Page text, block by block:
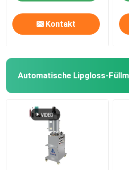
Kontakt
Automatische Lipgloss-